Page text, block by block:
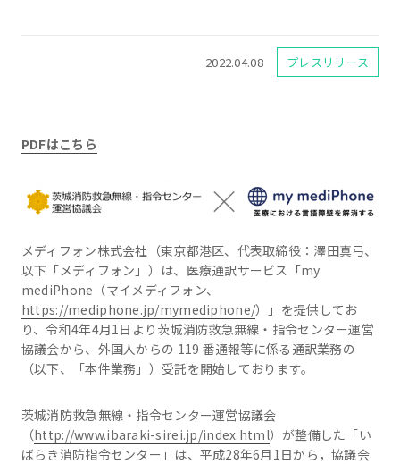
2022.04.08 プレスリリース
PDFはこちら
メディフォン株式会社（東京都港区、代表取締役：澤田真弓、
以下「メディフォン」）は、医療通訳サービス「my
mediPhone（マイメディフォン、
https://mediphone.jp/mymediphone/）」を提供してお
り、令和4年4月1日より茨城消防救急無線・指令センター運営
協議会から、外国人からの 119 番通報等に係る通訳業務の
（以下、「本件業務」）受託を開始しております。
茨城消防救急無線・指令センター運営協議会
（http://www.ibaraki-sirei.jp/index.html）が整備した「い
ばらき消防指令センター」は、平成28年6月1日から，協議会